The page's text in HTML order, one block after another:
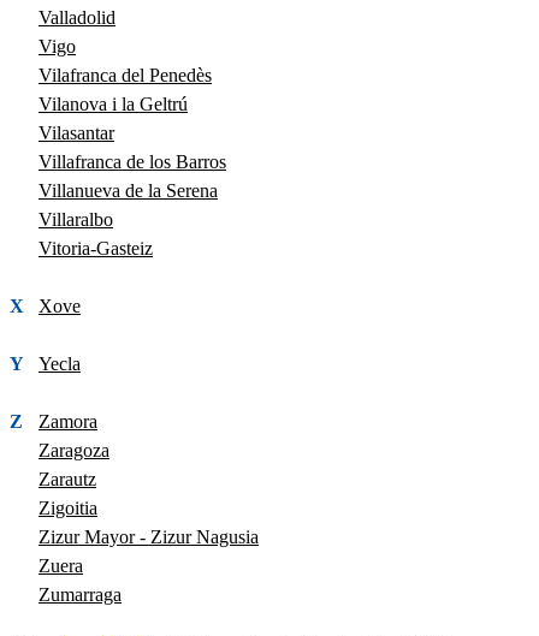
Valladolid
Vigo
Vilafranca del Penedès
Vilanova i la Geltrú
Vilasantar
Villafranca de los Barros
Villanueva de la Serena
Villaralbo
Vitoria-Gasteiz
X Xove
Y Yecla
Z
Zamora
Zaragoza
Zarautz
Zigoitia
Zizur Mayor - Zizur Nagusia
Zuera
Zumarraga